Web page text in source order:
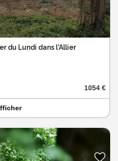
du Lundi dans l'Allier
1054 €